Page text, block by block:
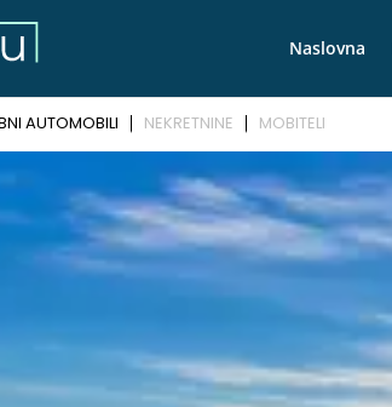
Naslovna